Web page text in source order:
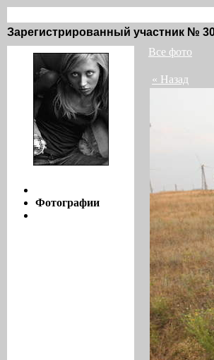
Зарегистрированный участник №
Фотографии
Все фото
« Назад